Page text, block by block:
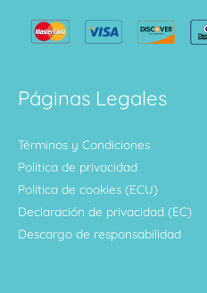
Páginas Legales
Términos y Condiciones
Política de privacidad
Política de cookies (ECU)
Declaración de privacidad (EC)
Descargo de responsabilidad